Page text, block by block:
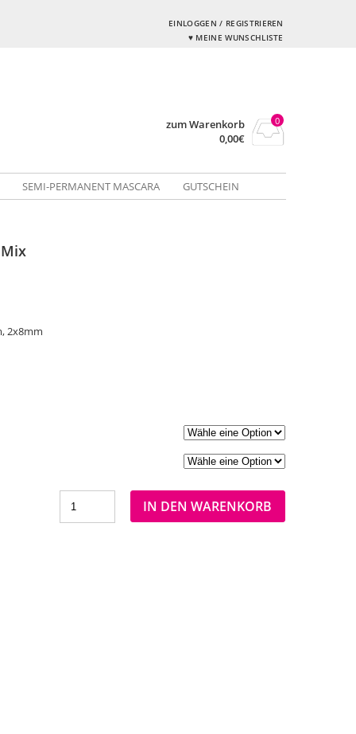
EINLOGGEN / REGISTRIEREN
♥ MEINE WUNSCHLISTE
zum Warenkorb
0,00€
0
SEMI-PERMANENT MASCARA GUTSCHEIN
2x8mm
IN DEN WARENKORB